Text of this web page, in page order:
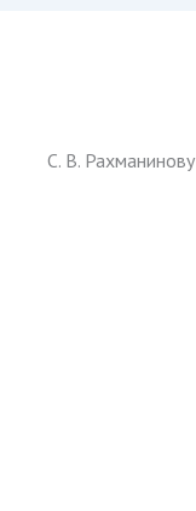
С. В. Рахманинову